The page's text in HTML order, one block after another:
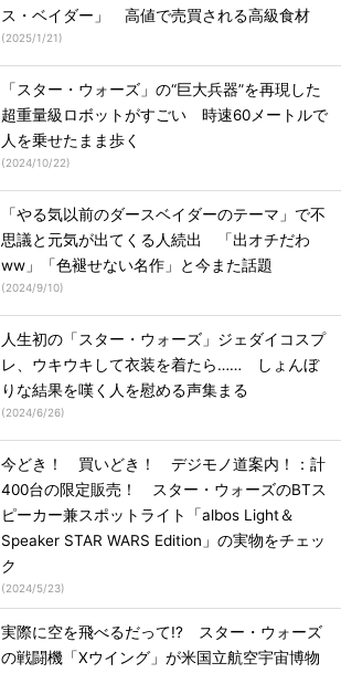
ス・ベイダー」 高値で売買される高級食材
(2025/1/21)
「スター・ウォーズ」の“巨大兵器”を再現した
超重量級ロボットがすごい 時速60メートルで
人を乗せたまま歩く
(2024/10/22)
「やる気以前のダースベイダーのテーマ」で不
思議と元気が出てくる人続出 「出オチだわ
ww」「色褪せない名作」と今また話題
(2024/9/10)
人生初の「スター・ウォーズ」ジェダイコスプ
レ、ウキウキして衣装を着たら…… しょんぼ
りな結果を嘆く人を慰める声集まる
(2024/6/26)
今どき！ 買いどき！ デジモノ道案内！：計
400台の限定販売！ スター・ウォーズのBTス
ピーカー兼スポットライト「albos Light＆
Speaker STAR WARS Edition」の実物をチェッ
ク
(2024/5/23)
実際に空を飛べるだって!? スター・ウォーズ
の戦闘機「Xウイング」が米国立航空宇宙博物